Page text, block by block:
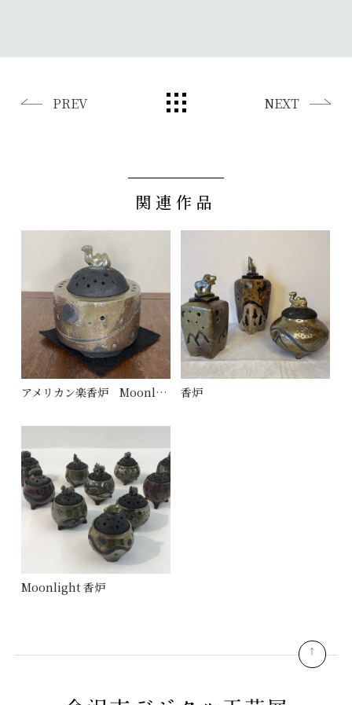
PREV NEXT
関連作品
アメリカン楽香炉 Moonlight 香炉
Moonlight 香炉